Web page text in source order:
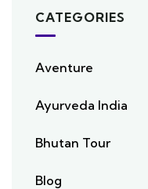
CATEGORIES
Aventure
Ayurveda India
Bhutan Tour
Blog